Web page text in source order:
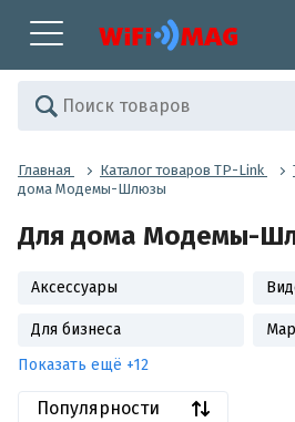
Главная Каталог товаров TP-Link
дома Модемы-Шлюзы
Для дома Модемы-
Аксессуары
Для бизнеса
Показать ещё +12
Популярности